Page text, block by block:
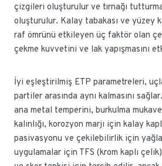
çizgileri oluşturulur ve tırnağı
oluşturulur. Kalay tabakası ve yüzey
raf ömrünü etkileyen üç faktör olan
çekme kuvvetini ve lak yapışmasını
İyi eşleştirilmiş ETP parametreleri,
partiler arasında aynı kalmasını
ana metal temperini, burkulma
kalınlığı, korozyon marjı için kalay
pasivasyonu ve çekilebilirlik için
uygulamalar için TFS (krom kaplı